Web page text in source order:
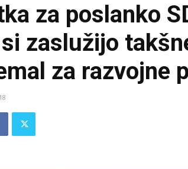
za poslanko
zaslužijo
za razvojne